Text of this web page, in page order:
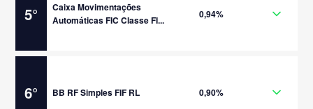
5°
Caixa Movimentações
Automáticas FIC Classe FI...
0,94%
6° BB RF Simples FIF RL 0,90%